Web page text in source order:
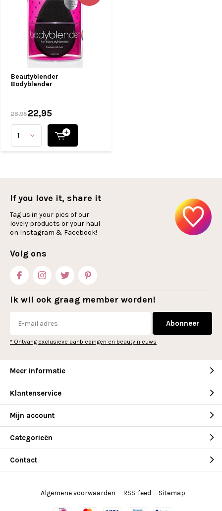
Beautyblender
Bodyblender
28,9522,95
If you love it, share it
Tag us in your pics of our
lovely products or your haul
on Instagram & Facebook!
Volg ons
Ik wil ook graag member worden!
Abonneer
* Ontvang exclusieve aanbiedingen en beauty nieuws
Meer informatie
Klantenservice
Mijn account
Categorieën
Contact
Algemene voorwaarden RSS-feed Sitemap